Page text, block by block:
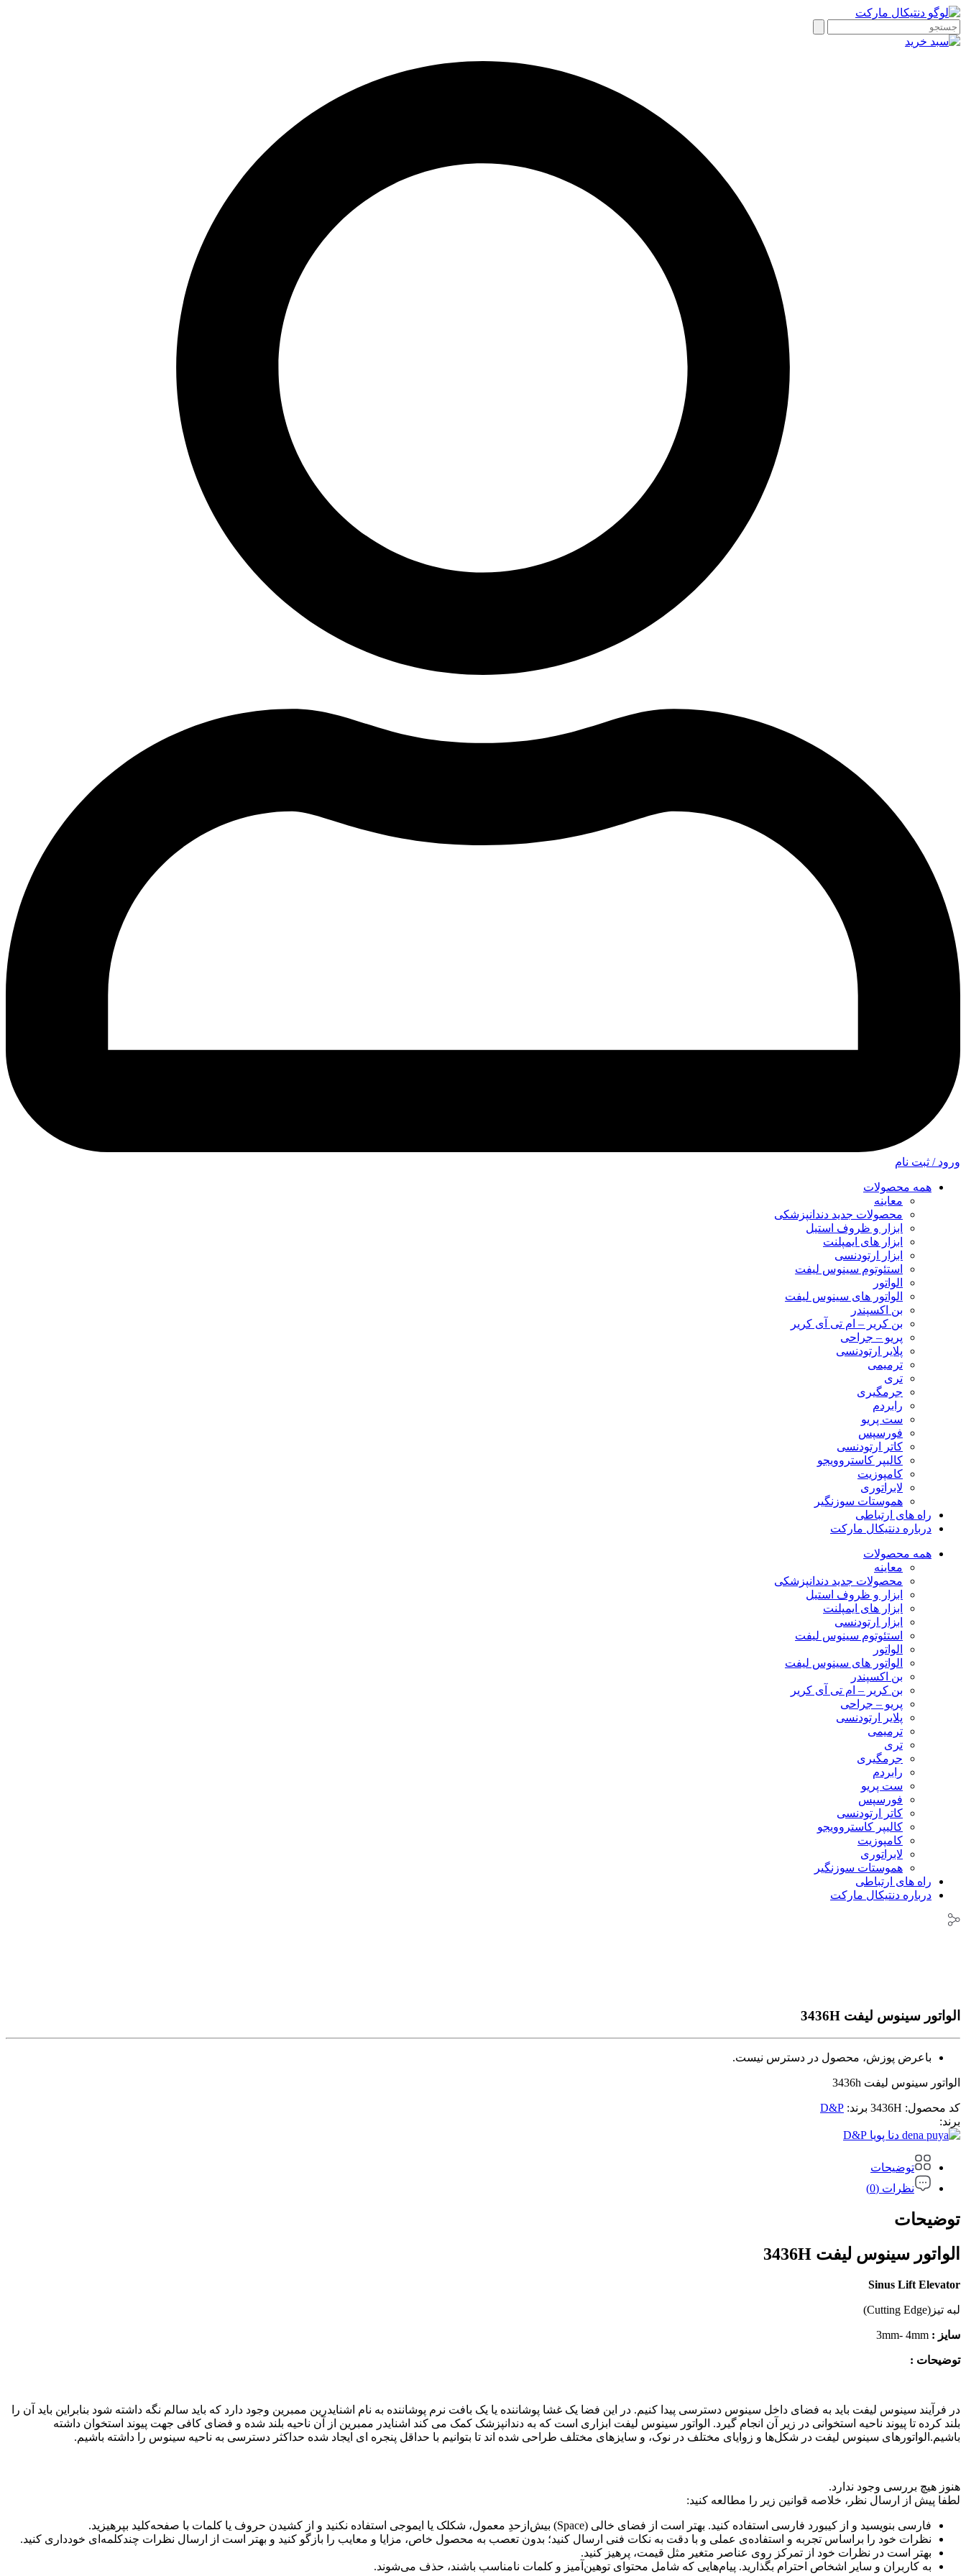
ورود / ثبت نام
همه محصولات
معاینه
محصولات جدید دندانپزشکی
ابزار و ظروف استیل
ابزار های ایمپلنت
ابزار ارتودنسی
استئوتوم سینوس لیفت
الواتور
الواتور های سینوس لیفت
بن اکسپندر
بن کریر – ام تی آی کریر
پریو – جراحی
پلایر ارتودنسی
ترمیمی
تری
جرمگیری
رابردم
ست پریو
فورسپس
کاتر ارتودنسی
کالیپر کاستروویجو
کامپوزیت
لابراتوری
هموستات سوزنگیر
راه های ارتباطی
درباره دنتیکال مارکت
همه محصولات
معاینه
محصولات جدید دندانپزشکی
ابزار و ظروف استیل
ابزار های ایمپلنت
ابزار ارتودنسی
استئوتوم سینوس لیفت
الواتور
الواتور های سینوس لیفت
بن اکسپندر
بن کریر – ام تی آی کریر
پریو – جراحی
پلایر ارتودنسی
ترمیمی
تری
جرمگیری
رابردم
ست پریو
فورسپس
کاتر ارتودنسی
کالیپر کاستروویجو
کامپوزیت
لابراتوری
هموستات سوزنگیر
راه های ارتباطی
درباره دنتیکال مارکت
الواتور سینوس لیفت 3436H
باعرض پوزش، محصول در دسترس نیست.
الواتور سینوس لیفت 3436h
کد محصول: 3436H برند: D&P
برند:
D&P
توضیحات
نظرات (0)
توضیحات
الواتور سینوس لیفت 3436H
Sinus Lift Elevator
لبه تیز(Cutting Edge)
سایز :
توضیحات :
در فرآیند سینوس لیفت باید به فضای داخل سینوس دسترسی پیدا کنیم. در این فضا یک غشا پوشاننده یا یک بافت نرم پوشاننده به نام اشنایدرین ممبرین وجود دارد که باید سالم نگه داشته شود بنابراین باید آن را
بلند کرده تا پیوند ناحیه استخوانی در زیر آن انجام گیرد. الواتور سینوس لیفت ابزاری است که به دندانپزشک کمک می کند اشنایدر ممبرین از آن ناحیه بلند شده و فضای کافی جهت پیوند استخوان داشته
باشیم.الواتورهای سینوس لیفت در شکل‌ها و زوایای مختلف در نوک، و سایزهای مختلف طراحی شده اند تا بتوانیم با حداقل پنجره ای ایجاد شده حداکثر دسترسی به ناحیه سینوس را داشته باشیم.
هنوز هیچ بررسی وجود ندارد.
لطفا پیش از ارسال نظر، خلاصه قوانین زیر را مطالعه کنید:
فارسی بنویسید و از کیبورد فارسی استفاده کنید. بهتر است از فضای خالی (Space) بیش‌از‌حدِ معمول، شکلک یا ایموجی استفاده نکنید و از کشیدن حروف یا کلمات با صفحه‌کلید بپرهیزید.
نظرات خود را براساس تجربه و استفاده‌ی عملی و با دقت به نکات فنی ارسال کنید؛ بدون تعصب به محصول خاص، مزایا و معایب را بازگو کنید و بهتر است از ارسال نظرات چندکلمه‌‌ای خودداری کنید.
بهتر است در نظرات خود از تمرکز روی عناصر متغیر مثل قیمت، پرهیز کنید.
به کاربران و سایر اشخاص احترام بگذارید. پیام‌هایی که شامل محتوای توهین‌آمیز و کلمات نامناسب باشند، حذف می‌شوند.